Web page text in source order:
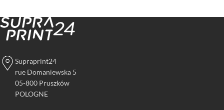
Supraprint24
rue Domaniewska 5
05-800 Pruszków
POLOGNE